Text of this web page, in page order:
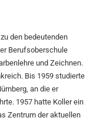
den bedeutenden
Berufsoberschule
und Zeichnen.
Bis 1959 studierte
an die er
1957 hatte Koller ein
Zentrum der aktuellen